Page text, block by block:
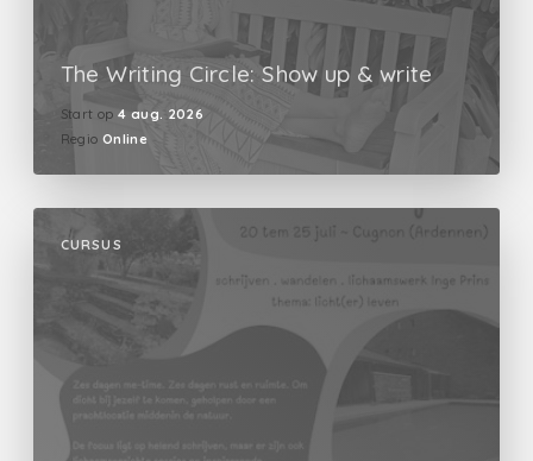
The Writing Circle: Show up & write
Start op 4 aug. 2026
Regio Online
CURSUS